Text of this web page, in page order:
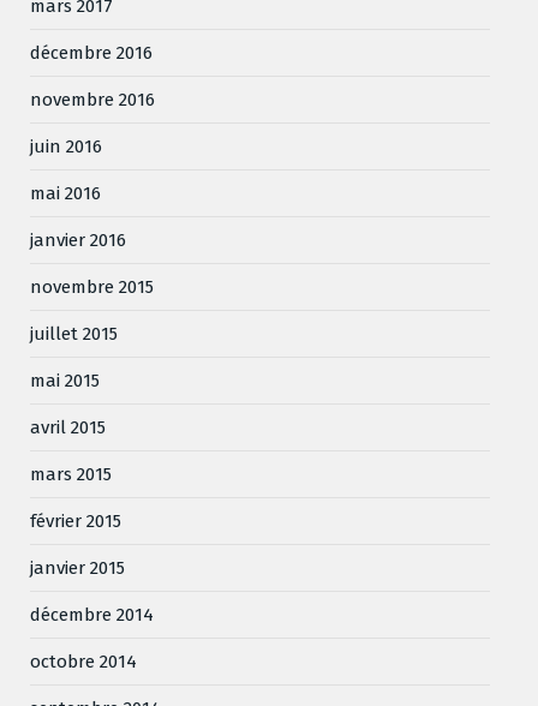
mars 2017
décembre 2016
novembre 2016
juin 2016
mai 2016
janvier 2016
novembre 2015
juillet 2015
mai 2015
avril 2015
mars 2015
février 2015
janvier 2015
décembre 2014
octobre 2014